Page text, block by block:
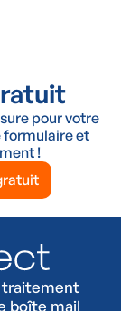
pour votre
formulaire et
!
traitement
boîte mail